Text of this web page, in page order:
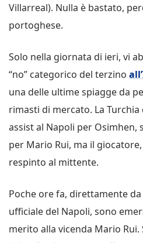
Villarreal). Nulla è bastato,
portoghese.
Solo nella giornata di ieri, vi
“no” categorico del terzino
una delle ultime spiagge da
rimasti di mercato. La
assist al Napoli per Osimhen,
per Mario Rui, ma il
respinto al mittente.
Poche ore fa, direttamente da
ufficiale del Napoli, sono
merito alla vicenda Mario